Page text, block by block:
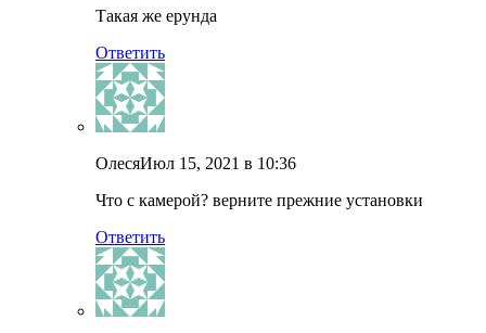
Такая же ерунда
Ответить
ОлесяИюл 15, 2021 в 10:36
Что с камерой? верните прежние установки
Ответить